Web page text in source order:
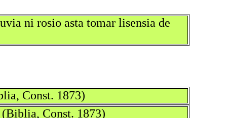
ni rosio asta tomar lisensia de
Const. 1873)
Const. 1873)